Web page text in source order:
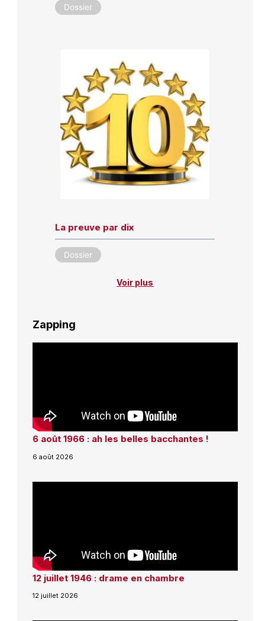
Dossier
La preuve par dix
Dossier
Voir plus
Zapping
6 août 1966 : ah les belles bacchantes !
6 août 2026
12 juillet 1946 : drame en chambre
12 juillet 2026